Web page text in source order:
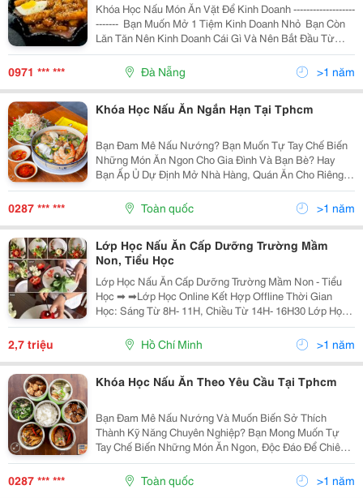
Khóa Học Nấu Món Ăn Vặt Để Kinh Doanh -------------------
------- ️ Bạn Muốn Mở 1 Tiệm Kinh Doanh Nhỏ ️ Bạn Còn
Lăn Tăn Nên Kinh Doanh Cái Gì Và Nên Bắt Đầu Từ
Đâu ️ Đôi Khi Ý Tưởng Lóe Lên Từ Những Điều Nhỏ Bé
Mà Mình...
0971 *** *** Đà Nẵng >1 năm
Khóa Học Nấu Ăn Ngắn Hạn Tại Tphcm
Bạn Đam Mê Nấu Nướng? Bạn Muốn Tự Tay Chế Biến
Những Món Ăn Ngon Cho Gia Đình Và Bạn Bè? Hay
Bạn Ấp Ủ Dự Định Mở Nhà Hàng, Quán Ăn Cho Riêng
Mình? Khóa Học Nấu Ăn Ngắn Hạn Tại Tphcm Chính Là
Chìa Khóa Mở Ra Cánh Cửa Vào Thế Giới Ẩm Thực
Đầy Màu Sắc...
0287 *** *** Toàn quốc >1 năm
Lớp Học Nấu Ăn Cấp Dưỡng Trường Mầm
Non, Tiểu Học
Lớp Học Nấu Ăn Cấp Dưỡng Trường Mầm Non - Tiểu
Học ➡ ➡Lớp Học Online Kết Hợp Offline Thời Gian
Học: Sáng Từ 8H- 11H, Chiều Từ 14H- 16H30 Lớp Học
Khai Giảng Liên Tục Học Phí Ưu Đãi Khi Đăng Ký Nhóm.
Giảng Viên Có Kinh Nghiệm Lâu Năm Trong...
2,7 triệu Hồ Chí Minh >1 năm
Khóa Học Nấu Ăn Theo Yêu Cầu Tại Tphcm
Bạn Đam Mê Nấu Nướng Và Muốn Biến Sở Thích
Thành Kỹ Năng Chuyên Nghiệp? Bạn Mong Muốn Tự
Tay Chế Biến Những Món Ăn Ngon, Độc Đáo Để Chiêu
Đãi Gia Đình, Bạn Bè Hay Thậm Chí Khởi Nghiệp Kinh
Doanh Ẩm Thực? Khóa Học Nấu Ăn Theo Yêu Cầu
Chính Là Chìa...
0287 *** *** Toàn quốc >1 năm